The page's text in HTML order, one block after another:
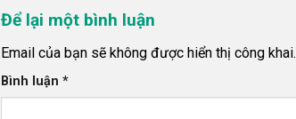
Để lại một bình luận
Email của bạn sẽ không được hiển thị công khai.
Bình luận *